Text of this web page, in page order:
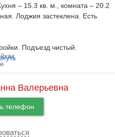
– 15.3 кв. м., комната – 20.2
Лоджия застеклена. Есть
Подъезд чистый.
Валерьевна
телефон